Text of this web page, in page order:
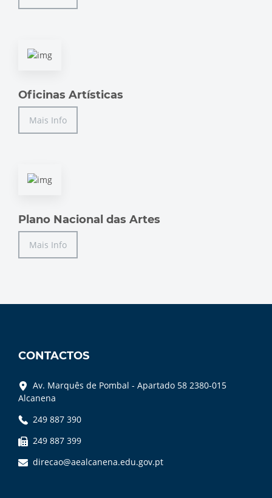
Oficinas Artísticas
Mais Info
Plano Nacional das Artes
Mais Info
CONTACTOS
Av. Marquês de Pombal - Apartado 58 2380-015
Alcanena
249 887 390
249 887 399
direcao@aealcanena.edu.gov.pt